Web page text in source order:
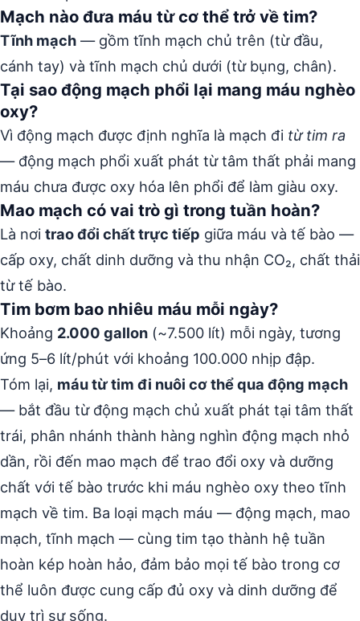
Mạch nào đưa máu từ cơ thể trở về tim?
Tĩnh mạch — gồm tĩnh mạch chủ trên (từ đầu,
cánh tay) và tĩnh mạch chủ dưới (từ bụng, chân).
Tại sao động mạch phổi lại mang máu nghèo
oxy?
Vì động mạch được định nghĩa là mạch đi từ tim ra
— động mạch phổi xuất phát từ tâm thất phải mang
máu chưa được oxy hóa lên phổi để làm giàu oxy.
Mao mạch có vai trò gì trong tuần hoàn?
Là nơi trao đổi chất trực tiếp giữa máu và tế bào —
cấp oxy, chất dinh dưỡng và thu nhận CO₂, chất thải
từ tế bào.
Tim bơm bao nhiêu máu mỗi ngày?
Khoảng 2.000 gallon (~7.500 lít) mỗi ngày, tương
ứng 5–6 lít/phút với khoảng 100.000 nhịp đập.
Tóm lại, máu từ tim đi nuôi cơ thể qua động mạch
— bắt đầu từ động mạch chủ xuất phát tại tâm thất
trái, phân nhánh thành hàng nghìn động mạch nhỏ
dần, rồi đến mao mạch để trao đổi oxy và dưỡng
chất với tế bào trước khi máu nghèo oxy theo tĩnh
mạch về tim. Ba loại mạch máu — động mạch, mao
mạch, tĩnh mạch — cùng tim tạo thành hệ tuần
hoàn kép hoàn hảo, đảm bảo mọi tế bào trong cơ
thể luôn được cung cấp đủ oxy và dinh dưỡng để
duy trì sự sống.